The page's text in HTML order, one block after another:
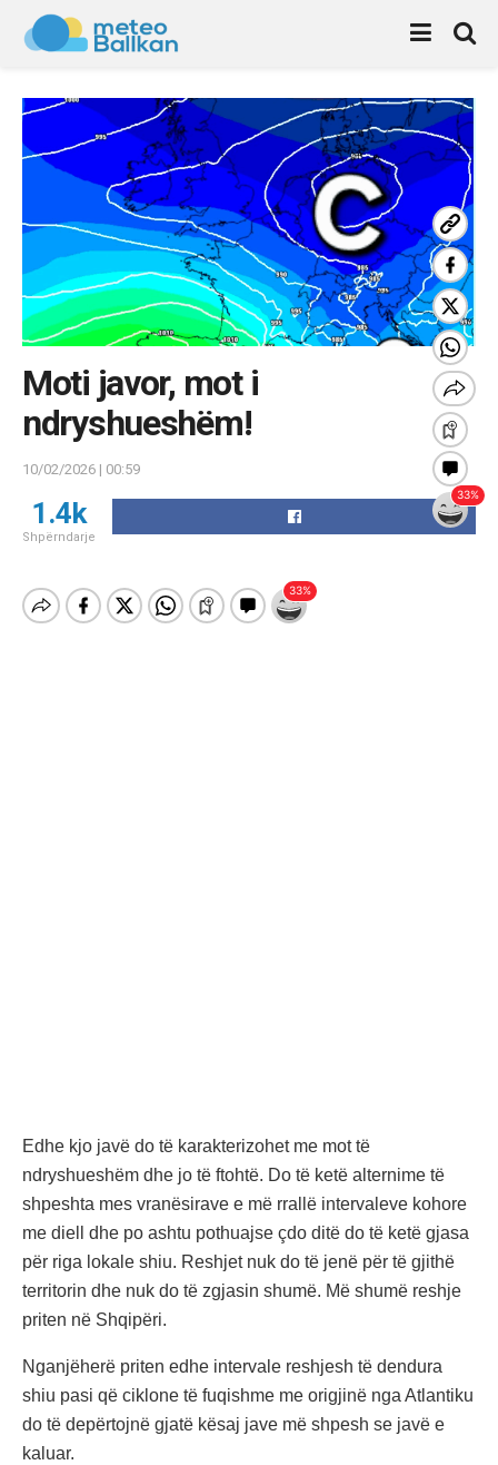
Moti javor, mot i
ndryshueshëm!
10/02/2026 | 00:59
1.4k
Shpërndarje
Edhe kjo javë do të karakterizohet me mot të
ndryshueshëm dhe jo të ftohtë. Do të ketë alternime të
shpeshta mes vranësirave e më rrallë intervaleve kohore
me diell dhe po ashtu pothuajse çdo ditë do të ketë gjasa
për riga lokale shiu. Reshjet nuk do të jenë për të gjithë
territorin dhe nuk do të zgjasin shumë. Më shumë reshje
priten në Shqipëri.
Nganjëherë priten edhe intervale reshjesh të dendura
shiu pasi që ciklone të fuqishme me origjinë nga Atlantiku
do të depërtojnë gjatë kësaj jave më shpesh se javë e
kaluar.